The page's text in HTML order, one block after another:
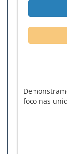
foco nas